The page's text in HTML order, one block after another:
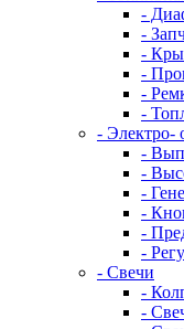
-
-
-
-
-
-
- Электро-
-
-
-
-
-
-
- Свечи
-
-